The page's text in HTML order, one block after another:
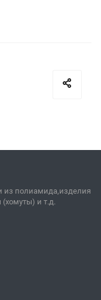
из полиамида,изделия
и т.д.